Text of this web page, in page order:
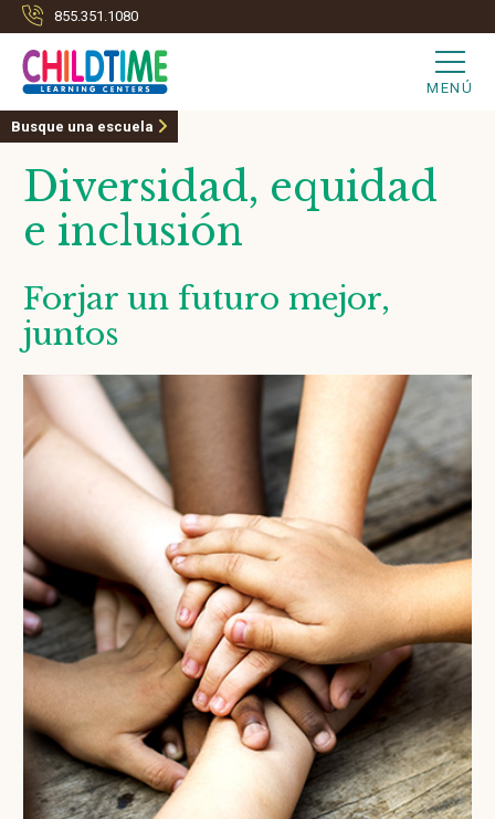
855.351.1080
MENÚ
Busque una escuela
Diversidad, equidad
e inclusión
Forjar un futuro mejor,
juntos